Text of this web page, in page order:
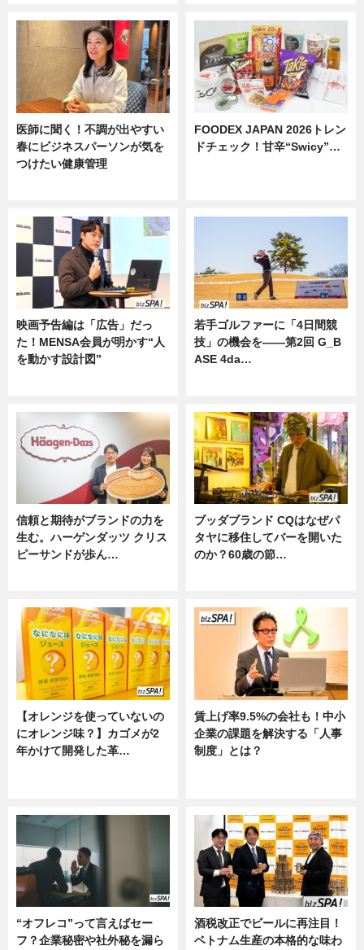
医師に聞く！不調が出やすい
春にビジネスパーソンが気を
つけたい健康管理
FOODEX JAPAN 2026トレン
ドチェック！甘辛“Swicy”…
映画予告編は「広告」だっ
た！MENSA会員が明かす“人
を動かす設計図”
若手ゴルファーに「4日間競
技」の機会を——第2回 G_B
ASE 4da…
信頼と期待がブランドの力を
生む。ハーゲンダッツ クリス
ピーサンドが歩ん…
ブッダブランド CQはなぜパ
タヤに移住してバーを開いた
のか？60歳の節…
【オレンジを使っていないの
にオレンジ味？】カゴメが2
年かけて開発した革…
賃上げ率9.5%の会社も！中小
企業の課題を解決する「人事
制度」とは？
“オフレコ”って言えばセー
フ？企業秘密や社外秘を漏ら
酒税改正でビールに再注目！
ベトナム生産の本格的な味わ